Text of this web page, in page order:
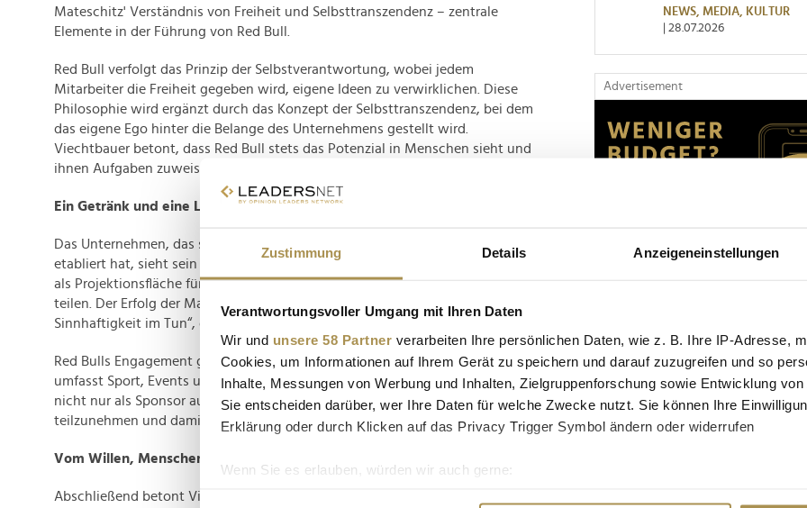
Zustimmung Details Anzeigeneinstellungen
Verantwortungsvoller Umgang mit Ihren Daten
Wir und unsere 58 Partner verarbeiten Ihre persönlichen Daten, wie z. B. Ihre IP-Adresse,
Cookies, um Informationen auf Ihrem Gerät zu speichern und darauf zuzugreifen und so
Inhalte, Messungen von Werbung und Inhalten, Zielgruppenforschung sowie Entwicklung
Sie entscheiden darüber, wer Ihre Daten für welche Zwecke nutzt. Sie können Ihre
Erklärung oder durch Klicken auf das Privacy Trigger Symbol ändern oder widerrufen
Wenn Sie es erlauben, würden wir auch gerne:
Mateschitz' Verständnis von Freiheit und Selbsttranszendenz – zentrale
Elemente in der Führung von Red Bull.
Red Bull verfolgt das Prinzip der Selbstverantwortung, wobei jedem
Mitarbeiter die Freiheit gegeben wird, eigene Ideen zu verwirklichen. Diese
Philosophie wird ergänzt durch das Konzept der Selbsttranszendenz, bei dem
das eigene Ego hinter die Belange des Unternehmens gestellt wird.
Viechtbauer betont, dass Red Bull stets das Potenzial in Menschen sieht und
ihnen Aufgaben zuweist, die sie herausfordern und wachsen lassen.
Ein Getränk und eine Lebenseinstellung
Das Unternehmen, das sich als drittgrößter Getränkeerzeuger weltweit
etabliert hat, sieht sein Produkt nicht nur als funktionales Getränk, sondern
als Projektionsfläche für Menschen, die die Lebenseinstellung von Red Bull
teilen. Der Erfolg der Marke gründet sich laut Viechtbauer auf der „absoluten
Sinnhaftigkeit im Tun“, die Mateschitz vorlebte.
Red Bulls Engagement geht über das reine Getränkegeschäft hinaus und
umfasst Sport, Events und Medienprojekte. Mateschitz' Ansatz war es stets,
nicht nur als Sponsor aufzutreten, sondern aktiv an diesen Geschäften
teilzunehmen und damit glaubwürdige Assets aufzubauen.
Vom Willen, Menschen zu inspirieren
Abschließend betont Viechtbauer, dass Geld bei Red Bull nie Selbstzweck
NEWS, MEDIA,
KULTUR
| 28.07.2026
Advertisement
Advertisement